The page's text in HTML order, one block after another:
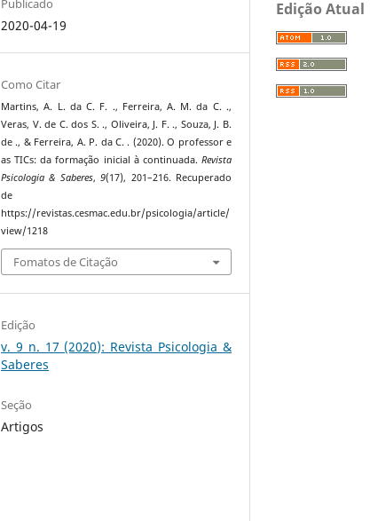
Publicado
2020-04-19
Como Citar
Martins, A. L. da C. F. ., Ferreira, A. M. da C. .,
Veras, V. de C. dos S. ., Oliveira, J. F. ., Souza, J. B.
de ., & Ferreira, A. P. da C. . (2020). O professor e
as TICs: da formação inicial à continuada. Revista
Psicologia & Saberes,9(17), 201–216. Recuperado
de
https://revistas.cesmac.edu.br/psicologia/article/
view/1218
Fomatos de Citação
Edição
v. 9 n. 17 (2020): Revista Psicologia &
Saberes
Seção
Artigos
Edição Atual